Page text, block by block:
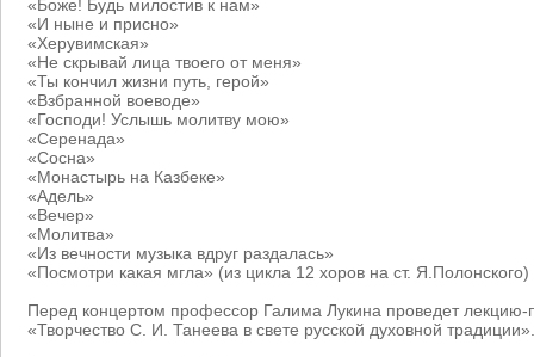
«Боже! Будь милостив к нам»
«И ныне и присно»
«Херувимская»
«Не скрывай лица твоего от меня»
«Ты кончил жизни путь, герой»
«Взбранной воеводе»
«Господи! Услышь молитву мою»
«Серенада»
«Сосна»
«Монастырь на Казбеке»
«Адель»
«Вечер»
«Молитва»
«Из вечности музыка вдруг раздалась»
«Посмотри какая мгла» (из цикла 12 хоров на ст. Я.Полонского)
Перед концертом профессор Галима Лукина проведет лекцию-
«Творчество С. И. Танеева в свете русской духовной традиции».